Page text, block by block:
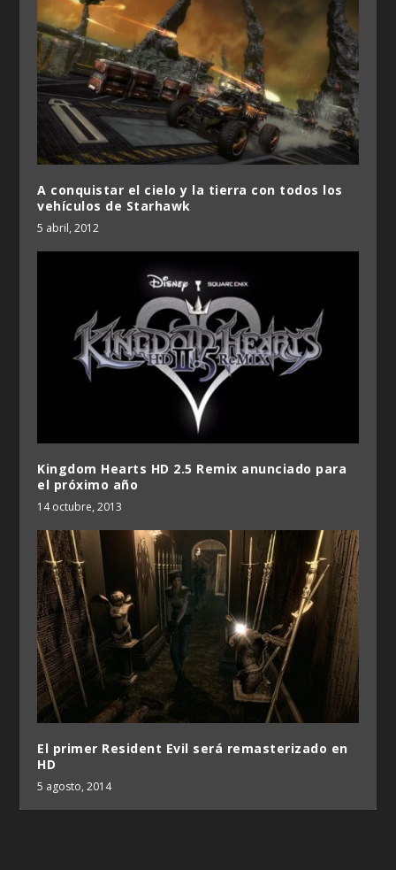
A conquistar el cielo y la tierra con todos los
vehículos de Starhawk
5 abril, 2012
Kingdom Hearts HD 2.5 Remix anunciado para
el próximo año
14 octubre, 2013
El primer Resident Evil será remasterizado en
HD
5 agosto, 2014